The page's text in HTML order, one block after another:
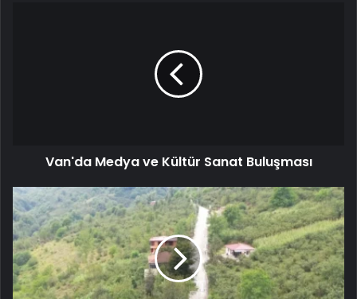
Van'da Medya ve Kültür Sanat Buluşması